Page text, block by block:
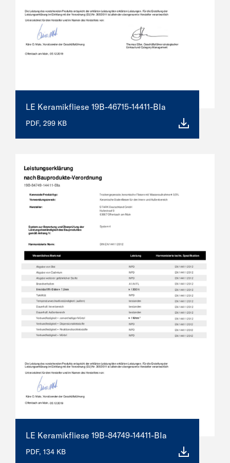
LE Keramikfliese 19B-46715-14411-BIa
PDF, 299 KB
LE Keramikfliese 19B-84749-14411-BIa
PDF, 134 KB